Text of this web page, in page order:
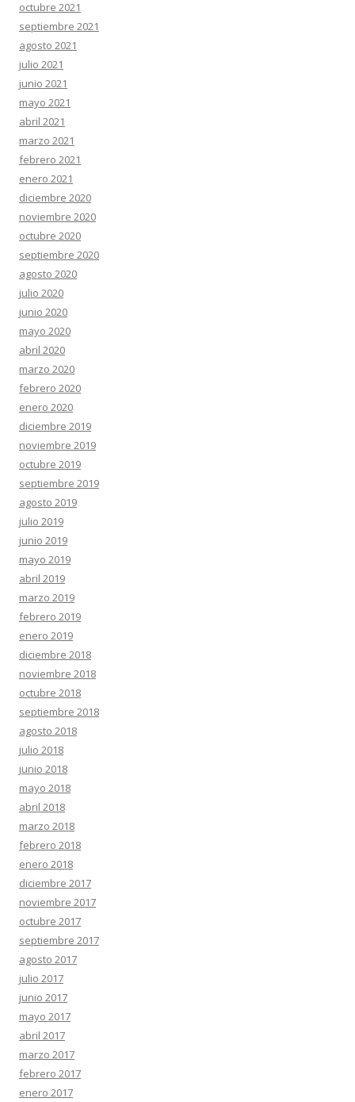
octubre 2021
septiembre 2021
agosto 2021
julio 2021
junio 2021
mayo 2021
abril 2021
marzo 2021
febrero 2021
enero 2021
diciembre 2020
noviembre 2020
octubre 2020
septiembre 2020
agosto 2020
julio 2020
junio 2020
mayo 2020
abril 2020
marzo 2020
febrero 2020
enero 2020
diciembre 2019
noviembre 2019
octubre 2019
septiembre 2019
agosto 2019
julio 2019
junio 2019
mayo 2019
abril 2019
marzo 2019
febrero 2019
enero 2019
diciembre 2018
noviembre 2018
octubre 2018
septiembre 2018
agosto 2018
julio 2018
junio 2018
mayo 2018
abril 2018
marzo 2018
febrero 2018
enero 2018
diciembre 2017
noviembre 2017
octubre 2017
septiembre 2017
agosto 2017
julio 2017
junio 2017
mayo 2017
abril 2017
marzo 2017
febrero 2017
enero 2017